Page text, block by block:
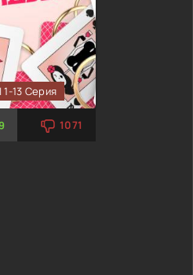
13 Серия
1071